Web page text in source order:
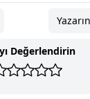
Değerlendirin